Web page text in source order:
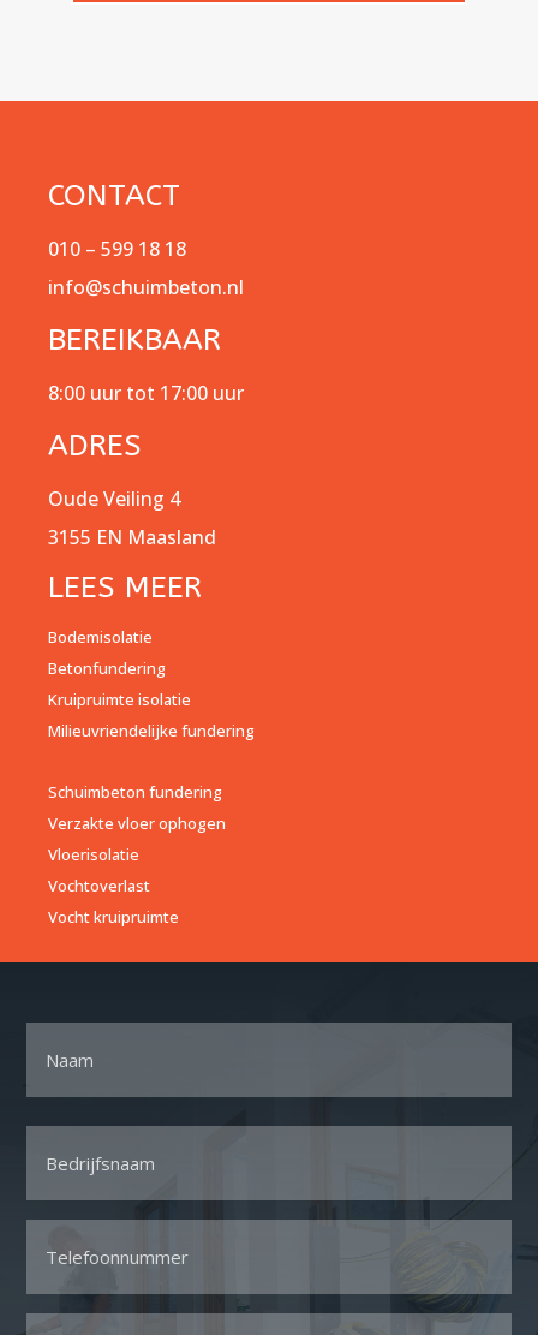
CONTACT
010 – 599 18 18
info@schuimbeton.nl
BEREIKBAAR
8:00 uur tot 17:00 uur
ADRES
Oude Veiling 4
3155 EN Maasland
LEES MEER
Bodemisolatie
Betonfundering
Kruipruimte isolatie
Milieuvriendelijke fundering
Schuimbeton fundering
Verzakte vloer ophogen
Vloerisolatie
Vochtoverlast
Vocht kruipruimte